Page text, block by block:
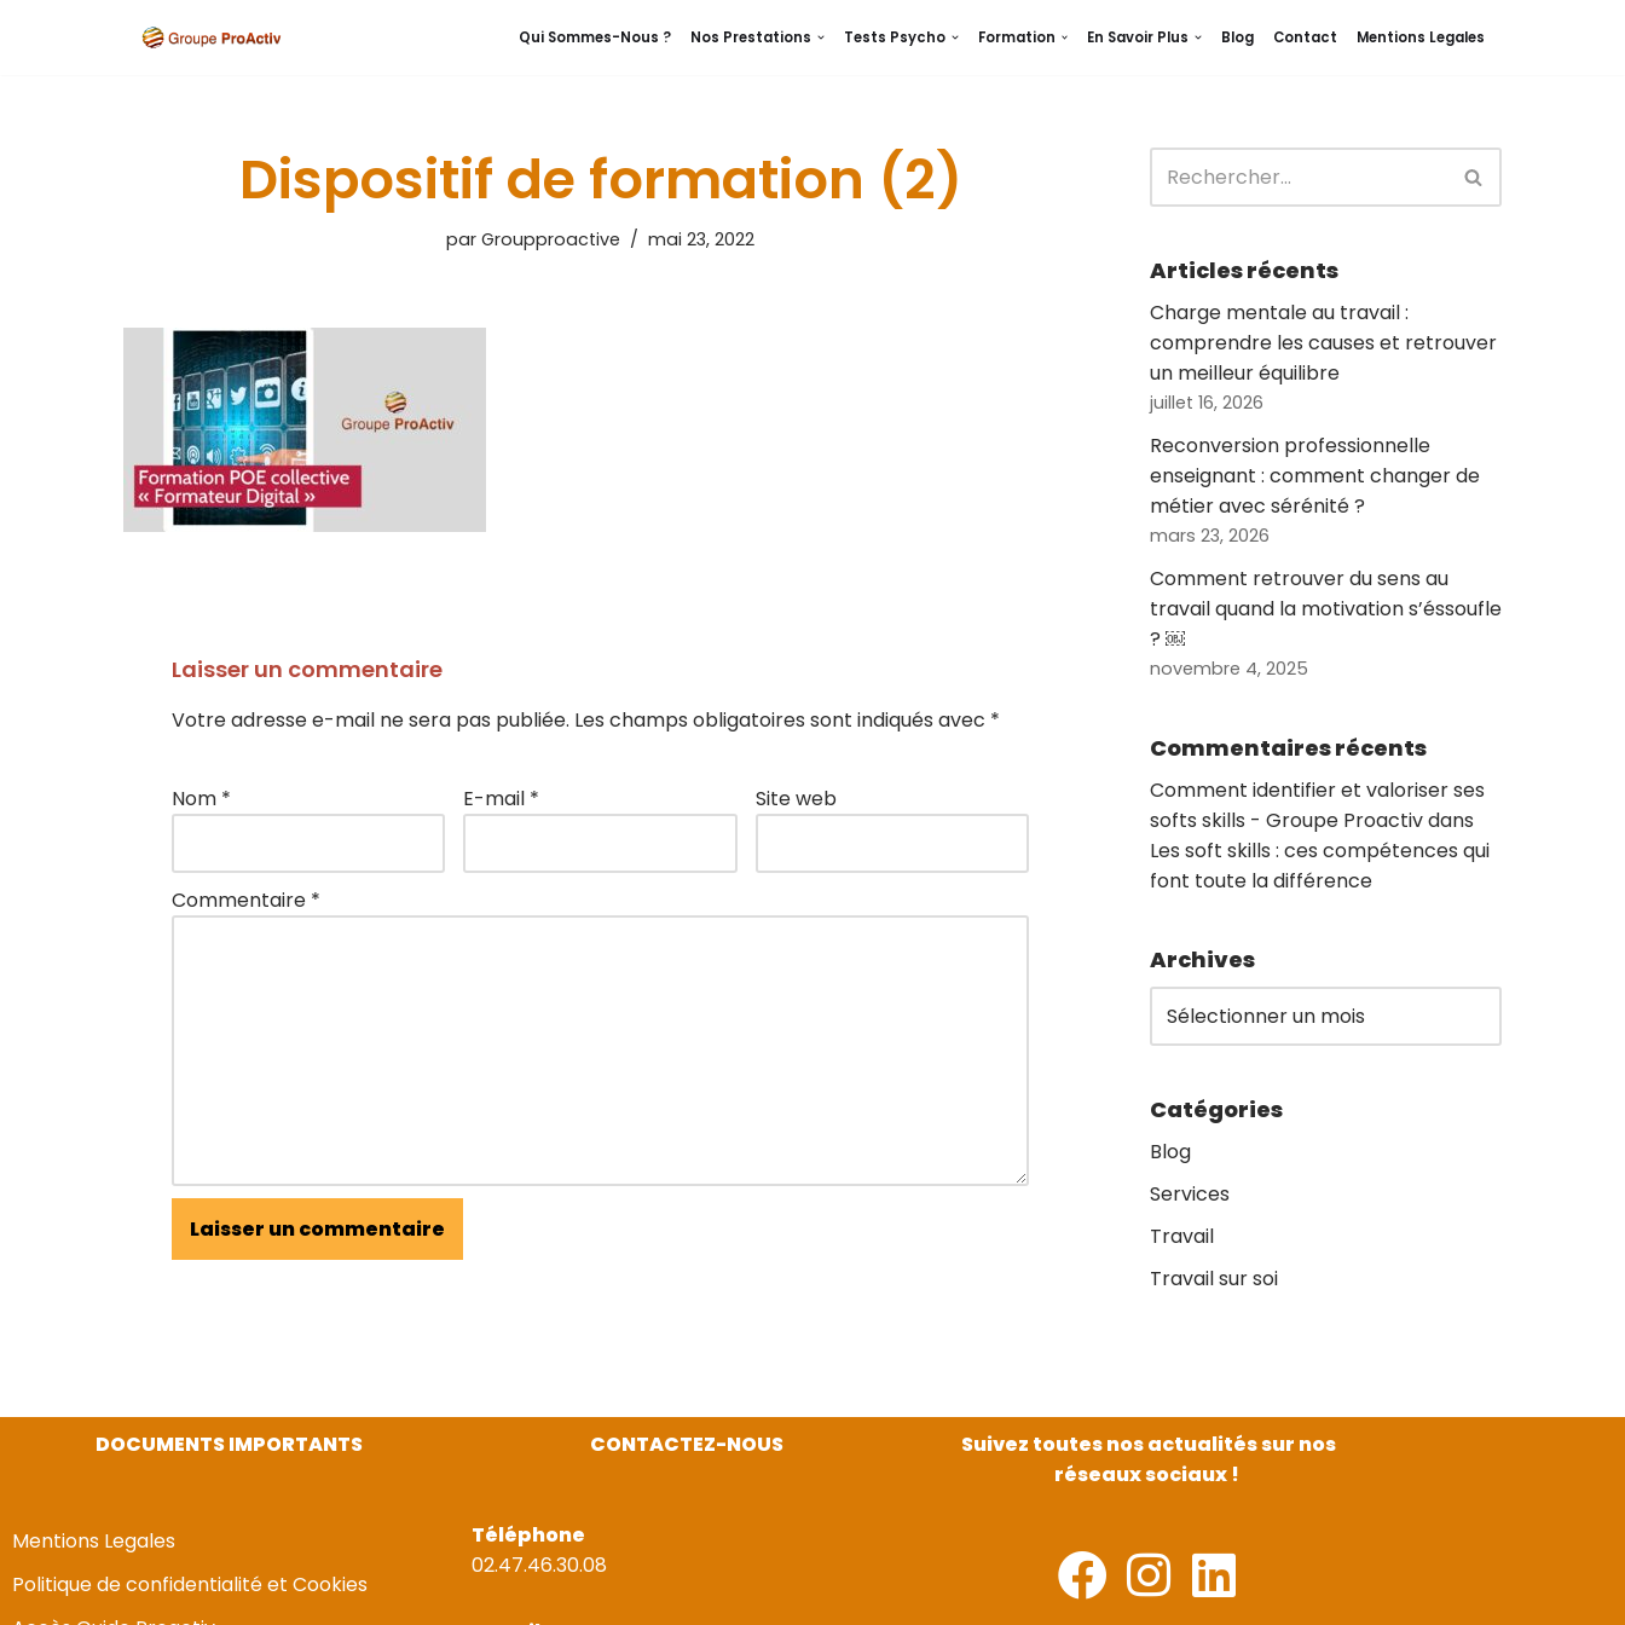
Qui Sommes-Nous ? Nos Prestations Tests Psycho Formation En Savoir Plus Blog Contact Mentions Legales
Dispositif de formation (2)
par Groupproactive mai 23, 2022
Laisser un commentaire
Votre adresse e-mail ne sera pas publiée. Les champs obligatoires sont indiqués avec *
Nom * E-mail * Site web
Commentaire *
Articles récents
Charge mentale au travail :
comprendre les causes et retrouver
un meilleur équilibre
juillet 16, 2026
Reconversion professionnelle
enseignant : comment changer de
métier avec sérénité ?
mars 23, 2026
Comment retrouver du sens au
travail quand la motivation s’éssoufle
? ￼
novembre 4, 2025
Commentaires récents
Comment identifier et valoriser ses
softs skills - Groupe Proactivdans
Les soft skills : ces compétences qui
font toute la différence
Archives
Catégories
Blog
Services
Travail
Travail sur soi
DOCUMENTS IMPORTANTS
Mentions Legales
Politique de confidentialité et Cookies
CONTACTEZ-NOUS
Téléphone
02.47.46.30.08
Suivez toutes nos actualités sur nos
réseaux sociaux !